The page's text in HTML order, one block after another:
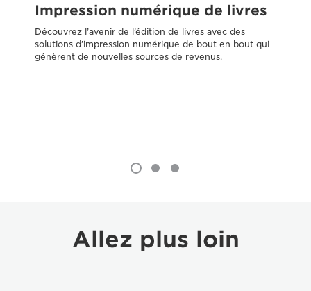
Impression numérique de livres
Découvrez l’avenir de l’édition de livres avec des
solutions d’impression numérique de bout en bout qui
génèrent de nouvelles sources de revenus.
Allez plus loin